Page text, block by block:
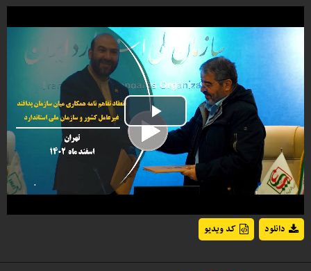
Play
Video
کد ویدیو دانلود